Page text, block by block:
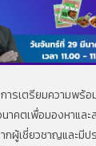
รเตรียมความพร้อ
าคตเพื่อมองหาและ
กผู้เชี่ยวชาญและมี